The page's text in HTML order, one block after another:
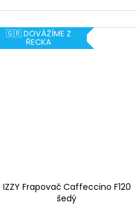
🇬🇷 DOVÁŽÍME Z
ŘECKA
IZZY Frapovač Caffeccino F120
šedý